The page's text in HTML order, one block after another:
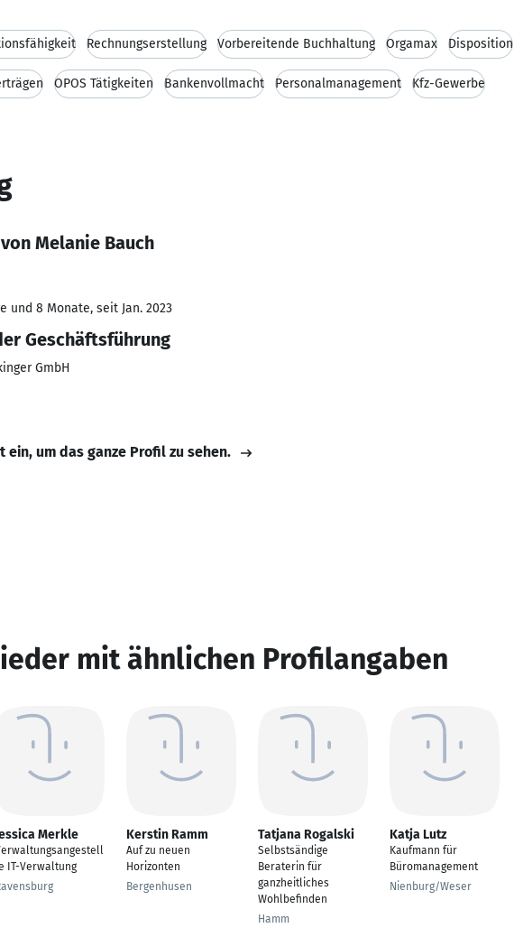
Rechnungserstellung Vorbereitende Buchhaltung Orgamax Disposition
OPOS Tätigkeiten Bankenvollmacht Personalmanagement Kfz-Gewerbe
Melanie Bauch
und 8 Monate, seit Jan. 2023
Geschäftsführung
GmbH
ein, um das ganze Profil zu sehen.
mit ähnlichen Profilangaben
Merkle
IT-Verwaltung
Kerstin Ramm
Auf zu neuen
Horizonten
Bergenhusen
Tatjana Rogalski
Selbstsändige
Beraterin für
ganzheitliches
Wohlbefinden
Hamm
Katja Lutz
Kaufmann für
Büromanagement
Nienburg/Weser